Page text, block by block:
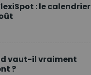
: le calendrier
vaut-il vraiment
?